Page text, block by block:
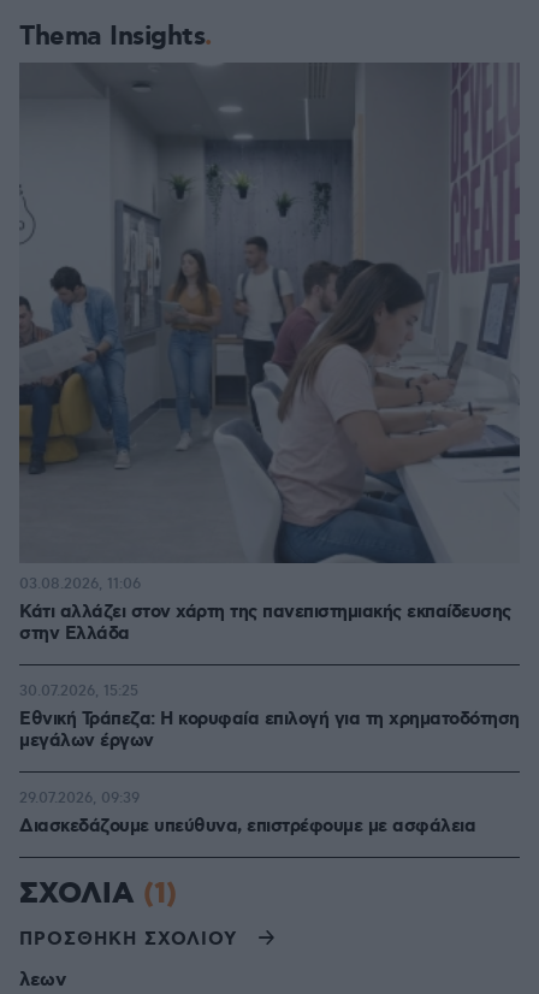
Thema Insights
Κάτι αλλάζει στον χάρτη της πανεπιστημιακής εκπαίδευσης
στην Ελλάδα
03.08.2026, 11:06
Εθνική Τράπεζα: Η κορυφαία επιλογή για τη χρηματοδότηση
μεγάλων έργων
30.07.2026, 15:25
Διασκεδάζουμε υπεύθυνα, επιστρέφουμε με ασφάλεια
29.07.2026, 09:39
ΣΧΟΛΙΑ (1)
ΠΡΟΣΘΗΚΗ ΣΧΟΛΙΟΥ
λεων